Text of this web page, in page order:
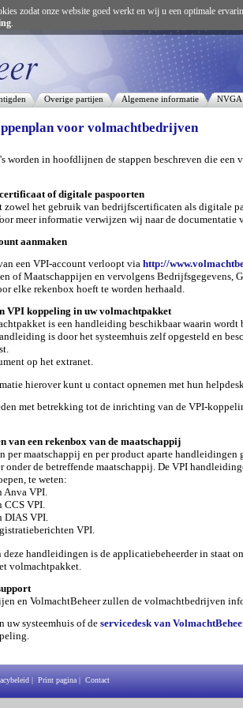
Overige partijen Algemene informatie NVGA
voor volmachtbedrijven
worden in hoofdlijnen de stappen beschreven die
of digitale paspoorten
zowel het gebruik van bedrijfscertificaten als digitale
meer informatie verwijzen wij naar de documentatie
aanmaken
een VPI-account verloopt via http://
of Maatschappijen en vervolgens Bedrijfsgegevens,
elke rekenbox hoeft te worden herhaald.
VPI koppeling in uw volmachtpakket
is een handleiding beschikbaar waarin
is door het systeemhuis zelf opgesteld en
op het extranet.
hierover kunt u contact opnemen met hun
met betrekking tot de inrichting van de VPI-
van een rekenbox van de maatschappij
per maatschappij en per product aparte handleidingen
onder de betreffende maatschappij. De VPI
te weten:
Anva VPI.
CCS VPI.
DIAS VPI.
VPI.
handleidingen is de applicatiebeheerder in staat
volmachtpakket.
en VolmachtBeheer zullen de volmachtbedrijven
uw systeemhuis of de servicedesk van
| Print pagina | Contact
zodat onze website goed werkt en wij u een optimale
.